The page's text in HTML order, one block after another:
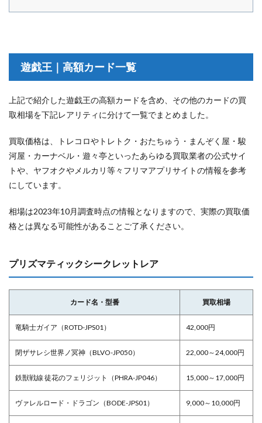
遊戯王｜高額カード一覧
上記で紹介した遊戯王の高額カードを含め、その他のカードの買
取相場を下記レアリティに分けて一覧でまとめました。
買取価格は、トレコロやトレトク・おたちゅう・まんぞく屋・駿
河屋・カーナベル・遊々亭といったあらゆる買取業者の公式サイ
トや、ヤフオクやメルカリ等々フリマアプリサイトの情報を参考
にしています。
相場は2023年10月調査時点の情報となりますので、実際の買取価
格とは異なる可能性があることご了承ください。
プリズマティックシークレットレア
カード名・型番 買取相場
竜騎士ガイア（ROTD-JPS01） 42,000円
閉ザサレシ世界ノ冥神（BLVO-JP050） 22,000～24,000円
鉄獣戦線 徒花のフェリジット（PHRA-JP046） 15,000～17,000円
ヴァレルロード・ドラゴン（BODE-JPS01） 9,000～10,000円